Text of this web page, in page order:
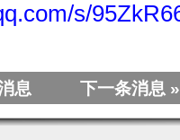
s/
息 下一条消息 »